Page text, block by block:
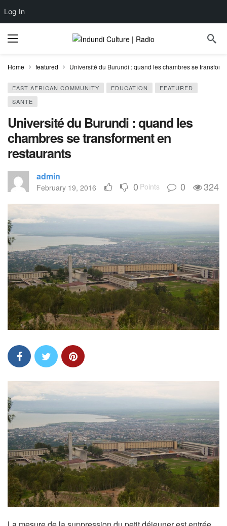
Log In
Home featured Université du Burundi : quand les chambres se
EAST AFRICAN COMMUNITY EDUCATION
FEATURED
SANTE
Université du Burundi : quand les
chambres se transforment en
restaurants
admin
February 19, 2016 0 Points 0 324